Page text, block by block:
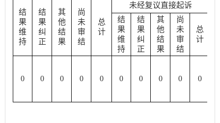
结
果
维
持
结
果
纠
正
其
他
结
果
尚
未
审
结
总
计
未经复议直接起诉
结
果
维
持
结
果
纠
正
其
他
结
果
尚
未
审
结
总
计
0 0 0 0 0 0 0 0 0 0